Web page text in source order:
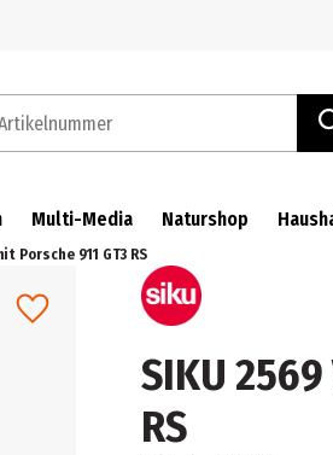
Multi-Media Naturshop
Porsche 911 GT3 RS
SIKU 2569
RS